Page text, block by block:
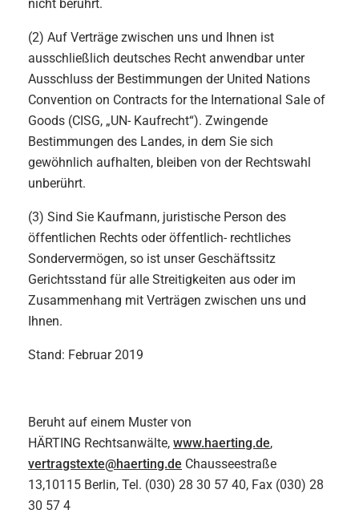
nicht berührt.
(2) Auf Verträge zwischen uns und Ihnen ist
ausschließlich deutsches Recht anwendbar unter
Ausschluss der Bestimmungen der United Nations
Convention on Contracts for the International Sale of
Goods (CISG, „UN- Kaufrecht“). Zwingende
Bestimmungen des Landes, in dem Sie sich
gewöhnlich aufhalten, bleiben von der Rechtswahl
unberührt.
(3) Sind Sie Kaufmann, juristische Person des
öffentlichen Rechts oder öffentlich- rechtliches
Sondervermögen, so ist unser Geschäftssitz
Gerichtsstand für alle Streitigkeiten aus oder im
Zusammenhang mit Verträgen zwischen uns und
Ihnen.
Stand: Februar 2019
Beruht auf einem Muster von
HÄRTING Rechtsanwälte, www.haerting.de,
vertragstexte@haerting.de Chausseestraße
13,10115 Berlin, Tel. (030) 28 30 57 40, Fax (030) 28
30 57 4